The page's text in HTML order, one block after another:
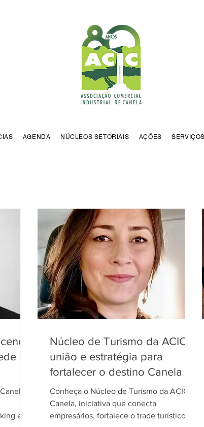
AGENDA NÚCLEOS SETORIAIS AÇÕES SERVIÇOS
de
e
Núcleo de Turismo da ACIC:
união e estratégia para
fortalecer o destino Canela
Conheça o Núcleo de Turismo da ACIC
Canela, iniciativa que conecta
empresários, fortalece o trade turístico e